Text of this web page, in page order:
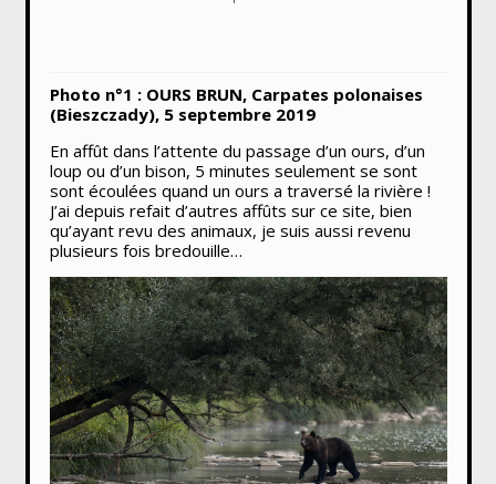
Photo n°1 : OURS BRUN, Carpates polonaises
(Bieszczady), 5 septembre 2019
En affût dans l’attente du passage d’un ours, d’un
loup ou d’un bison, 5 minutes seulement se sont
sont écoulées quand un ours a traversé la rivière !
J’ai depuis refait d’autres affûts sur ce site, bien
qu’ayant revu des animaux, je suis aussi revenu
plusieurs fois bredouille…